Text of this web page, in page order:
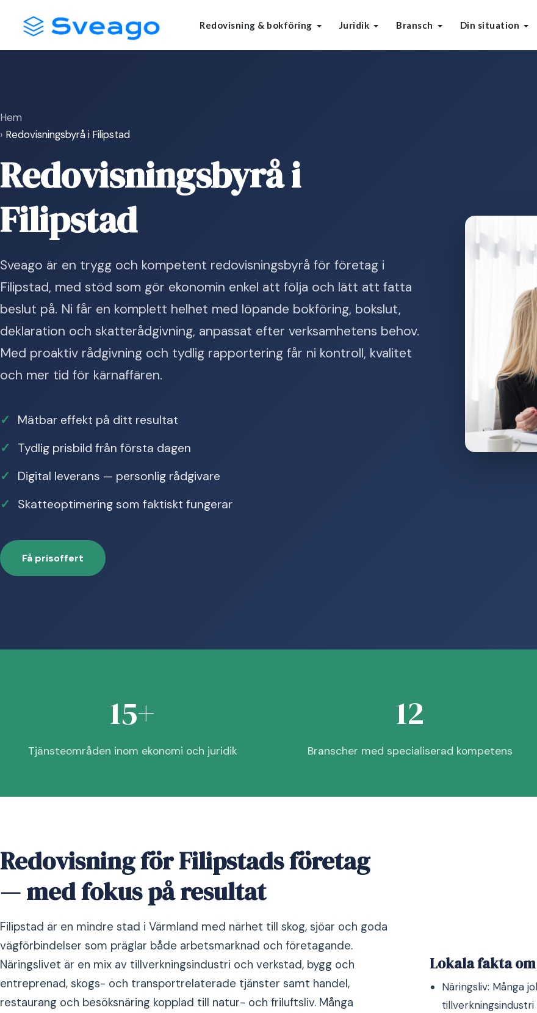
Redovisning & bokföring Juridik Bransch Din situation
Hem
› Redovisningsbyrå i Filipstad
Redovisningsbyrå i
Filipstad
Sveago är en trygg och kompetent redovisningsbyrå för företag i
Filipstad, med stöd som gör ekonomin enkel att följa och lätt att fatta
beslut på. Ni får en komplett helhet med löpande bokföring, bokslut,
deklaration och skatterådgivning, anpassat efter verksamhetens behov.
Med proaktiv rådgivning och tydlig rapportering får ni kontroll, kvalitet
och mer tid för kärnaffären.
Mätbar effekt på ditt resultat
Tydlig prisbild från första dagen
Digital leverans — personlig rådgivare
Skatteoptimering som faktiskt fungerar
Få prisoffert
15+
Tjänsteområden inom ekonomi och juridik
12
Branscher med specialiserad kompetens
Redovisning för Filipstads företag
— med fokus på resultat
Filipstad är en mindre stad i Värmland med närhet till skog, sjöar och goda
vägförbindelser som präglar både arbetsmarknad och företagande.
Näringslivet är en mix av tillverkningsindustri och verkstad, bygg och
entreprenad, skogs- och transportrelaterade tjänster samt handel,
restaurang och besöksnäring kopplad till natur- och friluftsliv. Många
Lokala fakta
Näringsliv: Många